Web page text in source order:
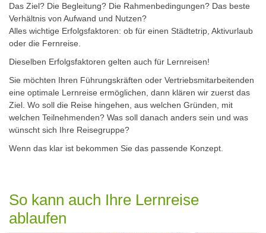
Das Ziel? Die Begleitung? Die Rahmenbedingungen? Das beste
Verhältnis von Aufwand und Nutzen?
Alles wichtige Erfolgsfaktoren: ob für einen Städtetrip, Aktivurlaub
oder die Fernreise.
Dieselben Erfolgsfaktoren gelten auch für Lernreisen!
Sie möchten Ihren Führungskräften oder Vertriebsmitarbeitenden
eine optimale Lernreise ermöglichen, dann klären wir zuerst das
Ziel. Wo soll die Reise hingehen, aus welchen Gründen, mit
welchen Teilnehmenden? Was soll danach anders sein und was
wünscht sich Ihre Reisegruppe?
Wenn das klar ist bekommen Sie das passende Konzept.
So kann auch Ihre Lernreise
ablaufen